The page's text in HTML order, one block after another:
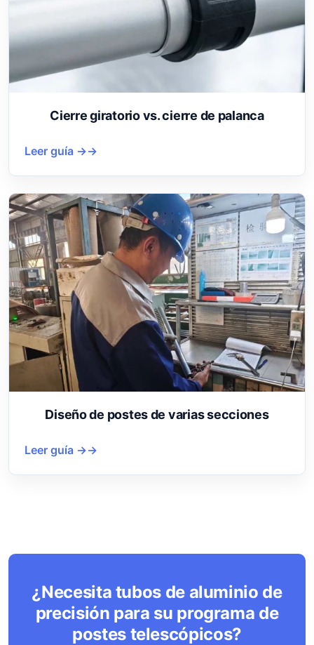
Cierre giratorio vs. cierre de palanca
Leer guía →
Diseño de postes de varias secciones
Leer guía →
¿Necesita tubos de aluminio de
precisión para su programa de
postes telescópicos?